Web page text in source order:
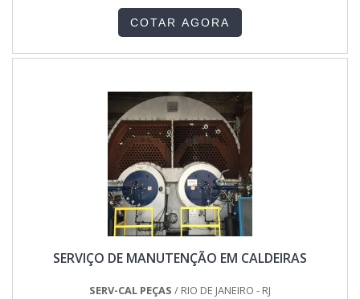
ELÉTRICOSQuem procura por venda de quadros e painéis
elétricos em uma empresa altamente qualificada, acha a
transferência automática para geradores e quadro geral de
cliente final.Ainda focando em venda de quadros e painéis
elétricos, deve-se descartar empresas que não tenham
produtos e serviços com ótima qualidade e proteção,
detalhes que passam despercebidos e podem gerar prejuízo
futuros para os clientes.É importante lembrar que o produto
deve sempre ser adquirido com empresas especializadas no
segmento. Esse tipo de cuidado ajuda a garantir a qualidade
e durabilidade dos materiais, além de evitar prejuízos com
substituições frequentes de produtos que não cumprem
com suas funções adequadamente. Assim, é possível
para a Pégaso Soluções Elétricas ter se tornado destaque
e serviços de qualidade. Alguns desses motivos são: Equipe
COTAR AGORA
SERVIÇO DE MANUTENÇÃO EM CALDEIRAS
SERV-CAL PEÇAS / RIO DE JANEIRO - RJ